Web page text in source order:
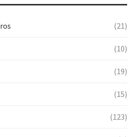
(21)
(10)
(19)
(15)
(123)